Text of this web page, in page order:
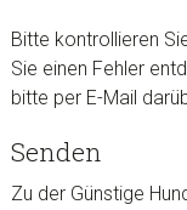
Bitte kontrollieren
Sie einen Fehler
bitte per E-Mail
Senden
Zu der Günstige